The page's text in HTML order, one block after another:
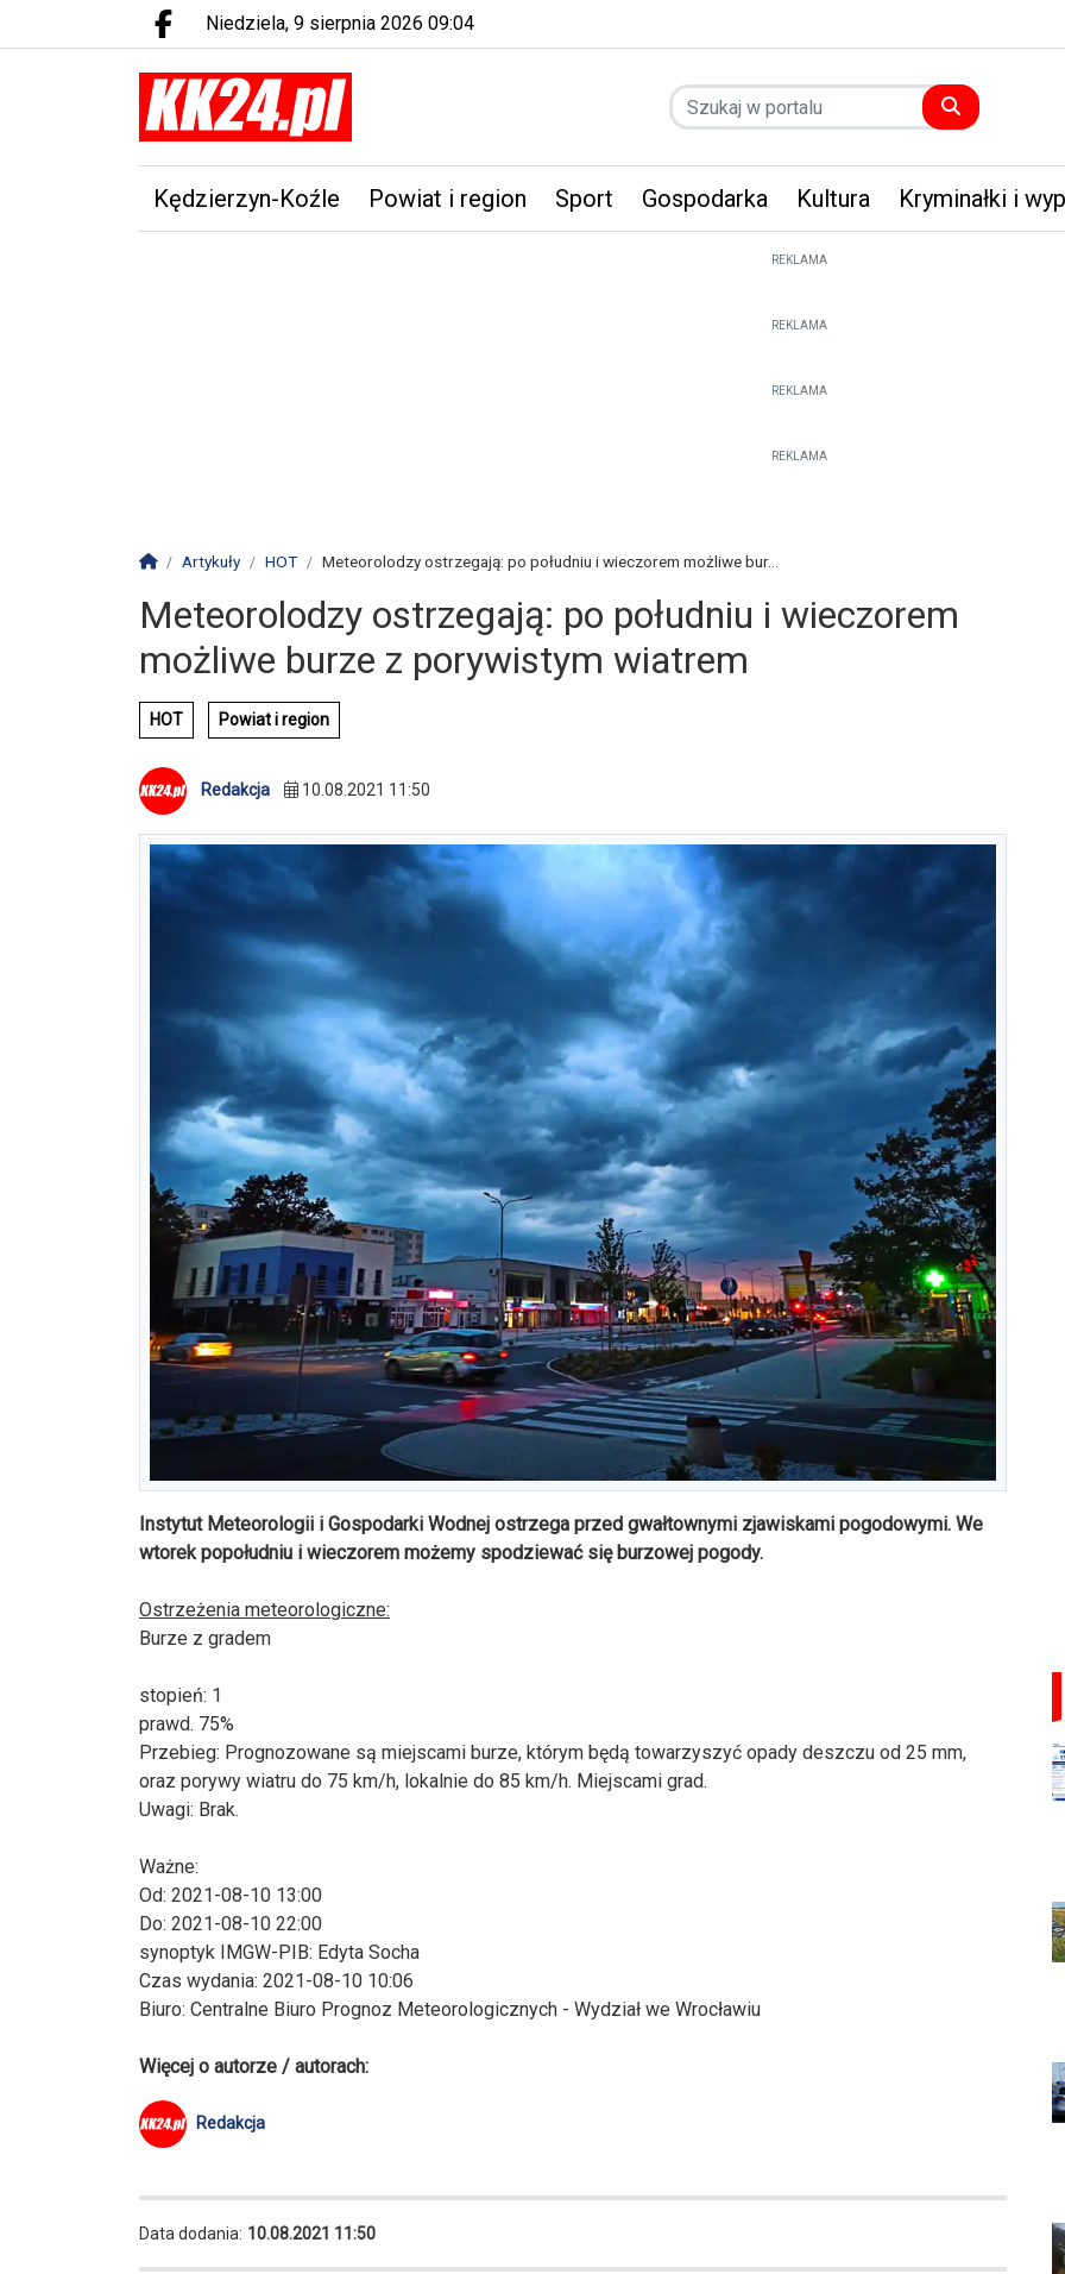
Facebook.com
niedziela, 9 sierpnia 2026 09:04
Kędzierzyn-Koźle Powiat i region Sport Gospodarka Kultura Kryminałki i
REKLAMA
REKLAMA
REKLAMA
REKLAMA
Strona główna
Artykuły HOT Meteorolodzy ostrzegają: po południu i wieczorem możliwe bur...
Meteorolodzy ostrzegają: po południu i wieczorem
możliwe burze z porywistym wiatrem
HOT Powiat i region
Redakcja 10.08.2021 11:50
Instytut Meteorologii i Gospodarki Wodnej ostrzega przed gwałtownymi zjawiskami pogodowymi. We
wtorek popołudniu i wieczorem możemy spodziewać się burzowej pogody.
Ostrzeżenia meteorologiczne:
Burze z gradem
stopień: 1
prawd. 75%
Przebieg: Prognozowane są miejscami burze, którym będą towarzyszyć opady deszczu od 25 mm,
oraz porywy wiatru do 75 km/h, lokalnie do 85 km/h. Miejscami grad.
Uwagi: Brak.
Ważne:
Od: 2021-08-10 13:00
Do: 2021-08-10 22:00
synoptyk IMGW-PIB: Edyta Socha
Czas wydania: 2021-08-10 10:06
Biuro: Centralne Biuro Prognoz Meteorologicznych - Wydział we Wrocławiu
Więcej o autorze / autorach:
Redakcja
Data dodania: 10.08.2021 11:50